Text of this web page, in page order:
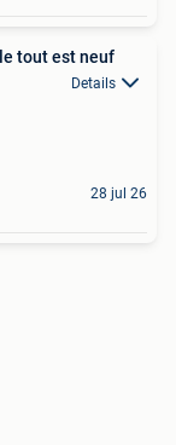
tout est neuf
Details
28 jul 26